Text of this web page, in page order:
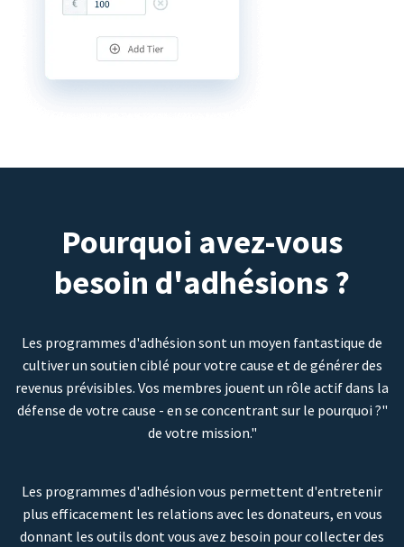
Pourquoi avez-vous
besoin d'adhésions ?
Les programmes d'adhésion sont un moyen fantastique de
cultiver un soutien ciblé pour votre cause et de générer des
revenus prévisibles. Vos membres jouent un rôle actif dans la
défense de votre cause - en se concentrant sur le pourquoi ?"
de votre mission."
Les programmes d'adhésion vous permettent d'entretenir
plus efficacement les relations avec les donateurs, en vous
donnant les outils dont vous avez besoin pour collecter des